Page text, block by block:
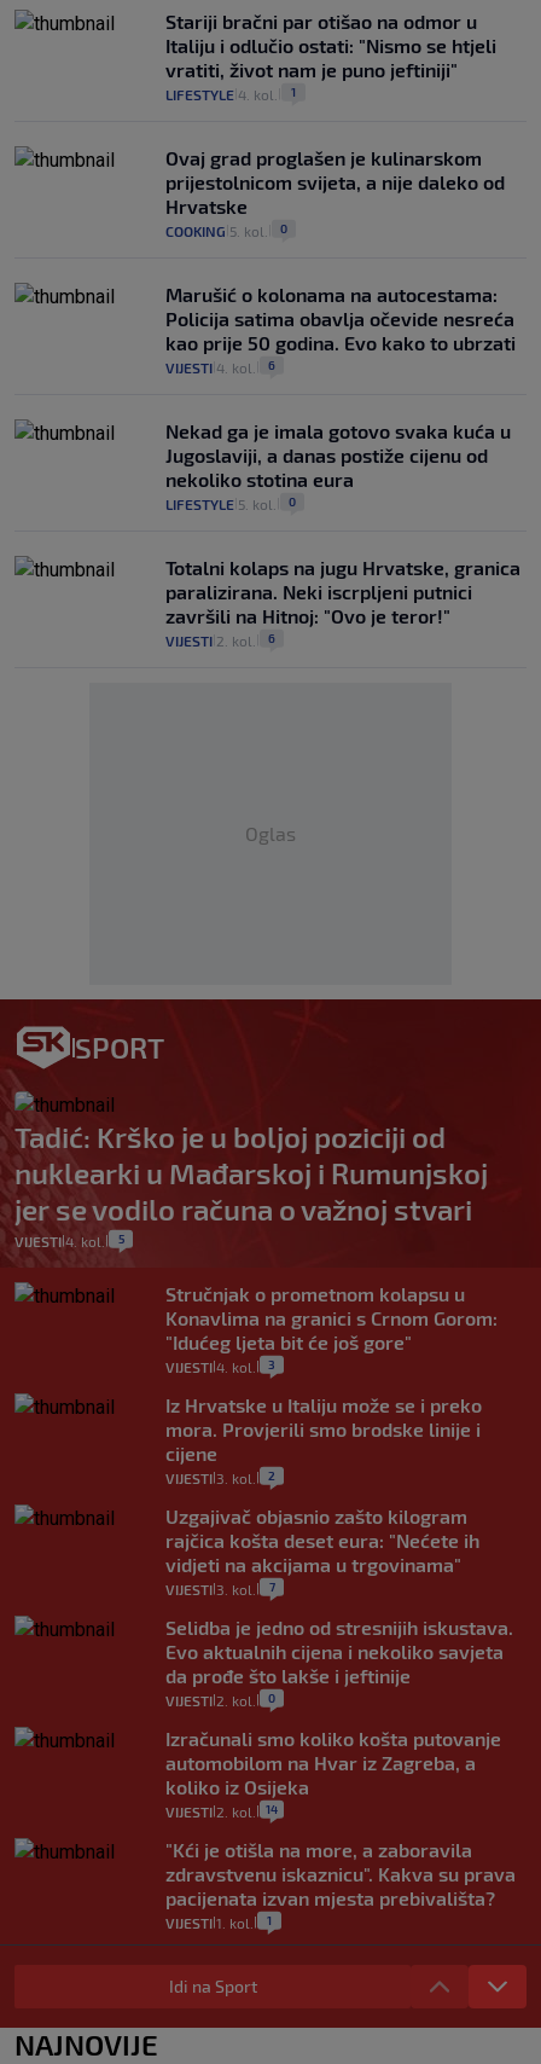
Stariji bračni par otišao na odmor u
Italiju i odlučio ostati: "Nismo se htjeli
vratiti, život nam je puno jeftiniji"
LIFESTYLE 4. kol. 1
Ovaj grad proglašen je kulinarskom
prijestolnicom svijeta, a nije daleko od
Hrvatske
COOKING 5. kol. 0
Marušić o kolonama na autocestama:
Policija satima obavlja očevide nesreća
kao prije 50 godina. Evo kako to ubrzati
VIJESTI 4. kol. 6
Nekad ga je imala gotovo svaka kuća u
Jugoslaviji, a danas postiže cijenu od
nekoliko stotina eura
LIFESTYLE 5. kol. 0
Totalni kolaps na jugu Hrvatske, granica
paralizirana. Neki iscrpljeni putnici
završili na Hitnoj: "Ovo je teror!"
VIJESTI 2. kol. 6
Oglas
SPORT
Tadić: Krško je u boljoj poziciji od
nuklearki u Mađarskoj i Rumunjskoj
jer se vodilo računa o važnoj stvari
VIJESTI|4. kol. 5
Stručnjak o prometnom kolapsu u
Konavlima na granici s Crnom Gorom:
"Idućeg ljeta bit će još gore"
VIJESTI 4. kol. 3
Iz Hrvatske u Italiju može se i preko
mora. Provjerili smo brodske linije i
cijene
VIJESTI 3. kol. 2
Uzgajivač objasnio zašto kilogram
rajčica košta deset eura: "Nećete ih
vidjeti na akcijama u trgovinama"
VIJESTI 3. kol. 7
Selidba je jedno od stresnijih iskustava.
Evo aktualnih cijena i nekoliko savjeta
da prođe što lakše i jeftinije
VIJESTI 2. kol. 0
Izračunali smo koliko košta putovanje
automobilom na Hvar iz Zagreba, a
koliko iz Osijeka
VIJESTI 2. kol. 14
"Kći je otišla na more, a zaboravila
zdravstvenu iskaznicu". Kakva su prava
pacijenata izvan mjesta prebivališta?
VIJESTI 1. kol. 1
Provjerili smo "što ćemo onda" ako
Plenković na 15 dana ukine mjere: "Ne bi
se dogodilo ništa. Vlada se zaljubila u te
intervencije"
Idi na Sport
NAJNOVIJE